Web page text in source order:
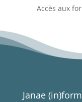
Accès aux
Janae